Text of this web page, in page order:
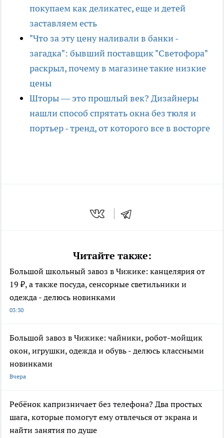
покупаем как деликатес, еще и детей
заставляем есть
"Что за эту цену наливали в банки -
загадка": бывший поставщик "Светофора"
раскрыл, почему в магазине такие низкие
цены
Шторы — это прошлый век? Дизайнеры
нашли способ спрятать окна без тюля и
портьер - тренд, от которого все в восторге
Читайте также:
Большой школьный завоз в Чижике: канцелярия от
19 ₽, а также посуда, сенсорные светильники и
одежда - делюсь новинками
03:30
Большой завоз в Чижике: чайники, робот-мойщик
окон, игрушки, одежда и обувь - делюсь классными
новинками
Вчера
Ребёнок капризничает без телефона? Два простых
шага, которые помогут ему отвлечься от экрана и
найти занятия по душе